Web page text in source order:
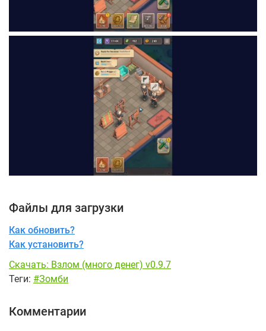
Файлы для загрузки
Как обновить?
Как установить?
Скачать: Взлом (много денег) v0.9.7
Теги: #Зомби
Комментарии